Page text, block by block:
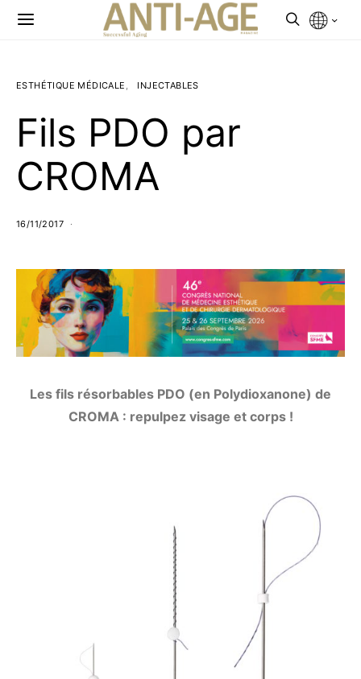
ESTHÉTIQUE MÉDICALE INJECTABLES
Fils PDO par
CROMA
16/11/2017
Les fils résorbables PDO (en Polydioxanone) de
CROMA : repulpez visage et corps !